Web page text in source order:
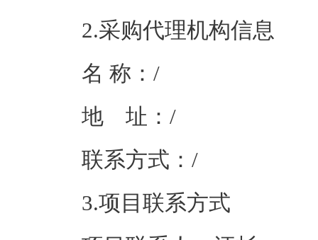
2.采购代理机构信息
名 称
地
联系方
3.项目联系方式